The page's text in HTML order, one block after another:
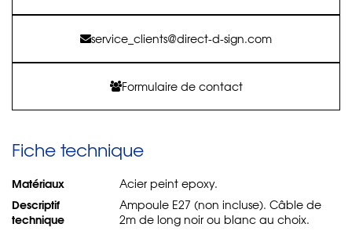
service_clients@direct-d-sign.com
Formulaire de contact
Fiche technique
Matériaux Acier peint epoxy.
Descriptif
technique
Ampoule E27 (non incluse). Câble de
2m de long noir ou blanc au choix.